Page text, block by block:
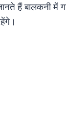
हैं बालकनी में